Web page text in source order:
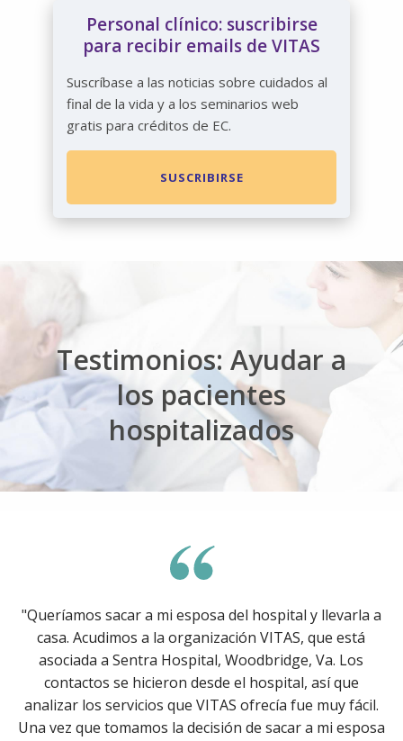
Personal clínico: suscribirse
para recibir emails de VITAS
Suscríbase a las noticias sobre cuidados al
final de la vida y a los seminarios web
gratis para créditos de EC.
SUSCRIBIRSE
Testimonios: Ayudar a
los pacientes
hospitalizados
"Queríamos sacar a mi esposa del hospital y llevarla a
casa. Acudimos a la organización VITAS, que está
asociada a Sentra Hospital, Woodbridge, Va. Los
contactos se hicieron desde el hospital, así que
analizar los servicios que VITAS ofrecía fue muy fácil.
Una vez que tomamos la decisión de sacar a mi esposa